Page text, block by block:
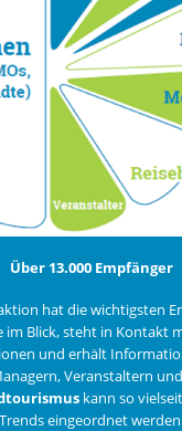
Über 13.000 Empfänger
hat die wichtigsten
im Blick, steht in Kontakt
und erhält
Veranstaltern
kann so
Trends eingeordnet